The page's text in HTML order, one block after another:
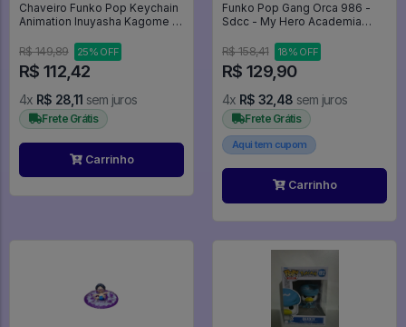
Chaveiro Funko Pop Keychain
Animation Inuyasha Kagome -
R$ 149,89
25% OFF
R$ 112,42
4x R$ 28,11 sem juros
Frete Grátis
Carrinho
Funko Pop Gang Orca 986 -
Sdcc - My Hero Academia
R$ 158,41
18% OFF
R$ 129,90
4x R$ 32,48 sem juros
Frete Grátis
Aqui tem cupom
Carrinho